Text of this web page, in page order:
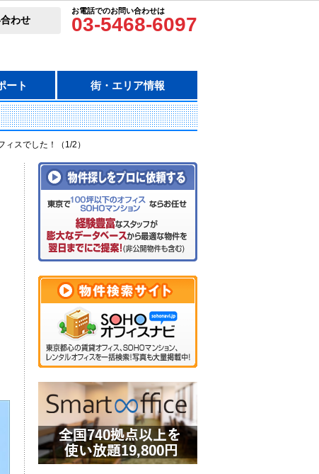
お電話でのお問い合わせは
03-5468-6097
わせ
ート 街・エリア情報
スでした！（1/2）